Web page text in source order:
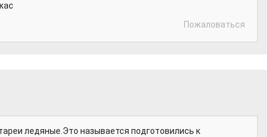
Пожаловаться
ледяные.Это называется подготовились к